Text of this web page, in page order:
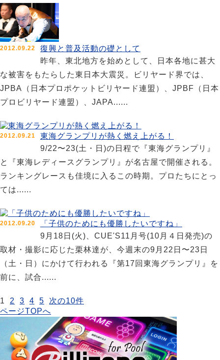
2012.09.22
復興と普及活動の礎として
昨年、東北地方を始めとして、日本各地に甚大
な被害をもたらした東日本大震災。ビリヤード界では、
JPBA（日本プロポケットビリヤード連盟）、JPBF（日本
プロビリヤード連盟）、JAPA......
2012.09.21
東海グランプリが熱く燃え上がる！
9/22〜23(土・日)の日程で『東海グランプリ』
と『東海レディースグランプリ』が名古屋で開催される。
ランキングレースも佳境に入るこの時期。プロたちにとっ
ては......
2012.09.20
「子供のためにも優勝したいですね」
9月18日(火)、CUE'S11月号(10月４日発売)の
取材・撮影に応じた栗林達が、今週末の9月22日〜23日
（土・日）にかけて行われる『第17回東海グランプリ』を
前に、試合......
1 2 3 4 5
次の10件
ページTOPへ